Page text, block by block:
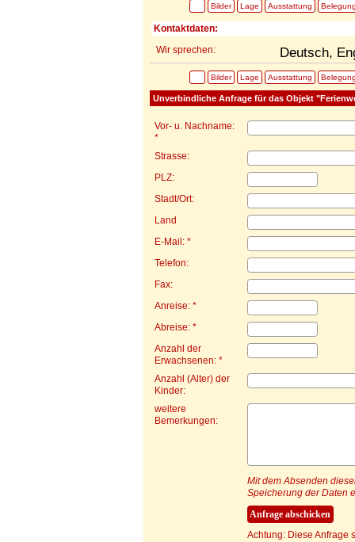
Bilder Lage Ausstattung
Kontaktdaten:
Wir sprechen:
Deutsch,
Bilder Lage Ausstattung
Unverbindliche Anfrage für das Objekt
Vor- u. Nachname:
*
Strasse:
PLZ:
Stadt/Ort:
Land
E-Mail: *
Telefon:
Fax:
Anreise: *
Abreise: *
Anzahl der
Erwachsenen: *
Anzahl (Alter) der
Kinder:
weitere
Bemerkungen:
Mit dem Absenden
Speicherung der Daten
Achtung: Diese Anfrage